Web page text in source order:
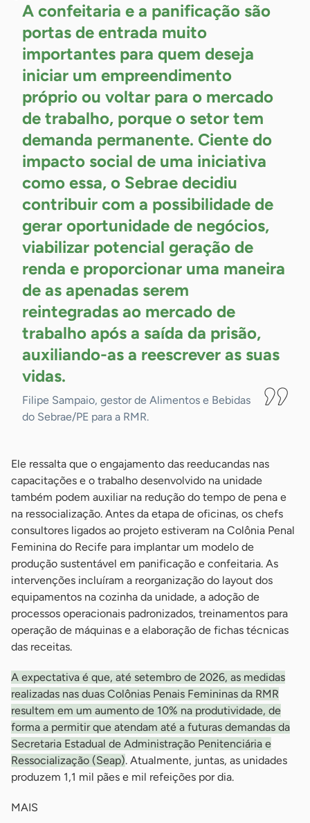
A confeitaria e a panificação são
portas de entrada muito
importantes para quem deseja
iniciar um empreendimento
próprio ou voltar para o mercado
de trabalho, porque o setor tem
demanda permanente. Ciente do
impacto social de uma iniciativa
como essa, o Sebrae decidiu
contribuir com a possibilidade de
gerar oportunidade de negócios,
viabilizar potencial geração de
renda e proporcionar uma maneira
de as apenadas serem
reintegradas ao mercado de
trabalho após a saída da prisão,
auxiliando-as a reescrever as suas
vidas.
Filipe Sampaio, gestor de Alimentos e Bebidas
do Sebrae/PE para a RMR.
Ele ressalta que o engajamento das reeducandas nas
capacitações e o trabalho desenvolvido na unidade
também podem auxiliar na redução do tempo de pena e
na ressocialização. Antes da etapa de oficinas, os chefs
consultores ligados ao projeto estiveram na Colônia Penal
Feminina do Recife para implantar um modelo de
produção sustentável em panificação e confeitaria. As
intervenções incluíram a reorganização do layout dos
equipamentos na cozinha da unidade, a adoção de
processos operacionais padronizados, treinamentos para
operação de máquinas e a elaboração de fichas técnicas
das receitas.
A expectativa é que, até setembro de 2026, as medidas
realizadas nas duas Colônias Penais Femininas da RMR
resultem em um aumento de 10% na produtividade, de
forma a permitir que atendam até a futuras demandas da
Secretaria Estadual de Administração Penitenciária e
Ressocialização (Seap). Atualmente, juntas, as unidades
produzem 1,1 mil pães e mil refeições por dia.
MAIS